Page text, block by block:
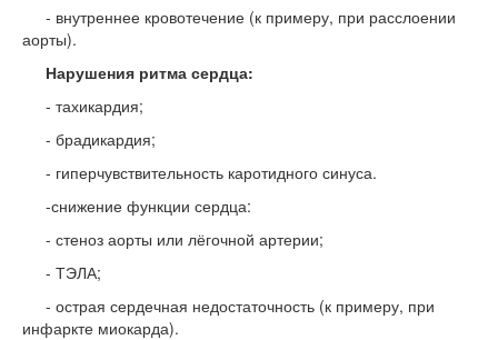
- внутреннее кровотечение (к примеру, при расслоении
аорты).
Нарушения ритма сердца:
- тахикардия;
- брадикардия;
- гиперчувствительность каротидного синуса.
-снижение функции сердца:
- стеноз аорты или лёгочной артерии;
- ТЭЛА;
- острая сердечная недостаточность (к примеру, при
инфаркте миокарда).